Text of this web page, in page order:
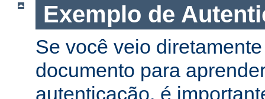
Exemplo de
Se você veio
documento para
autenticação, é